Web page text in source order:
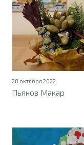
28 октября 2022
Пьянов Макар